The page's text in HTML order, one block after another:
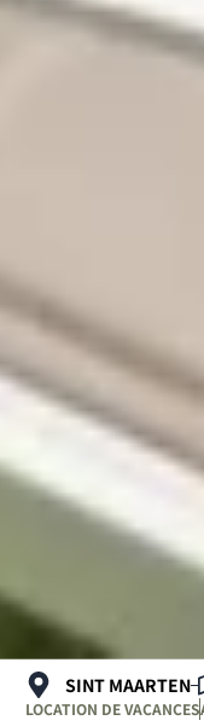
SINT MAARTEN
LOCATION DE VACANCES